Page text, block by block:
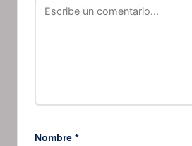
Nombre *